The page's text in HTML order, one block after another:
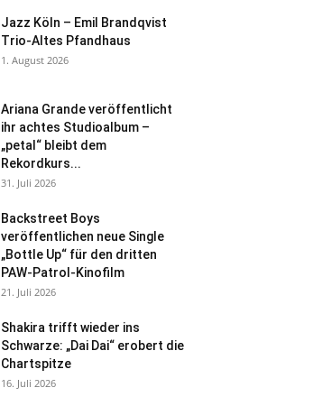
Jazz Köln – Emil Brandqvist
Trio-Altes Pfandhaus
1. August 2026
Ariana Grande veröffentlicht
ihr achtes Studioalbum –
„petal“ bleibt dem
Rekordkurs...
31. Juli 2026
Backstreet Boys
veröffentlichen neue Single
„Bottle Up“ für den dritten
PAW-Patrol-Kinofilm
21. Juli 2026
Shakira trifft wieder ins
Schwarze: „Dai Dai“ erobert die
Chartspitze
16. Juli 2026